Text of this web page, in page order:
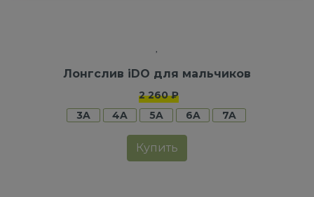
Лонгслив iDO для мальчиков
2 260 ₽
3A
4A 5A 6A 7A
Купить